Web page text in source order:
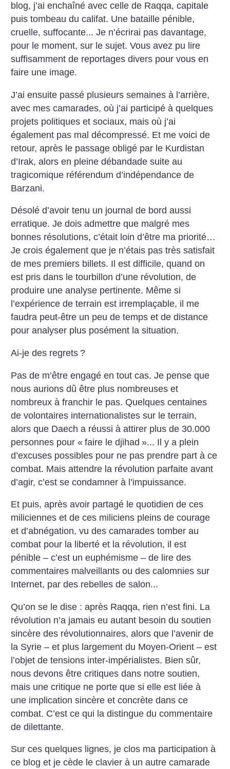
blog, j’ai enchaîné avec celle de Raqqa, capitale
puis tombeau du califat. Une bataille pénible,
cruelle, suffocante... Je n’écrirai pas davantage,
pour le moment, sur le sujet. Vous avez pu lire
suffisamment de reportages divers pour vous en
faire une image.
J’ai ensuite passé plusieurs semaines à l’arrière,
avec mes camarades, où j’ai participé à quelques
projets politiques et sociaux, mais où j’ai
également pas mal décompressé. Et me voici de
retour, après le passage obligé par le Kurdistan
d’Irak, alors en pleine débandade suite au
tragicomique référendum d’indépendance de
Barzani.
Désolé d’avoir tenu un journal de bord aussi
erratique. Je dois admettre que malgré mes
bonnes résolutions, c’était loin d’être ma priorité…
Je crois également que je n’étais pas très satisfait
de mes premiers billets. Il est difficile, quand on
est pris dans le tourbillon d’une révolution, de
produire une analyse pertinente. Même si
l’expérience de terrain est irremplaçable, il me
faudra peut-être un peu de temps et de distance
pour analyser plus posément la situation.
Ai-je des regrets ?
Pas de m’être engagé en tout cas. Je pense que
nous aurions dû être plus nombreuses et
nombreux à franchir le pas. Quelques centaines
de volontaires internationalistes sur le terrain,
alors que Daech a réussi à attirer plus de 30.000
personnes pour « faire le djihad »... Il y a plein
d’excuses possibles pour ne pas prendre part à ce
combat. Mais attendre la révolution parfaite avant
d’agir, c’est se condamner à l’impuissance.
Et puis, après avoir partagé le quotidien de ces
miliciennes et de ces miliciens pleins de courage
et d’abnégation, vu des camarades tomber au
combat pour la liberté et la révolution, il est
pénible – c’est un euphémisme – de lire des
commentaires malveillants ou des calomnies sur
Internet, par des rebelles de salon...
Qu’on se le dise : après Raqqa, rien n’est fini. La
révolution n’a jamais eu autant besoin du soutien
sincère des révolutionnaires, alors que l’avenir de
la Syrie – et plus largement du Moyen-Orient – est
l’objet de tensions inter-impérialistes. Bien sûr,
nous devons être critiques dans notre soutien,
mais une critique ne porte que si elle est liée à
une implication sincère et concrète dans ce
combat. C’est ce qui la distingue du commentaire
de dilettante.
Sur ces quelques lignes, je clos ma participation à
ce blog et je cède le clavier à un autre camarade